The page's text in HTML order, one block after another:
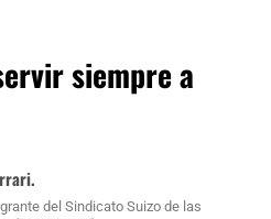
siempre a
del Sindicato Suizo de las